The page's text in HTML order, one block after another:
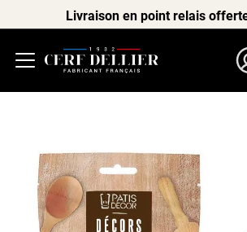
Livraison en point relais